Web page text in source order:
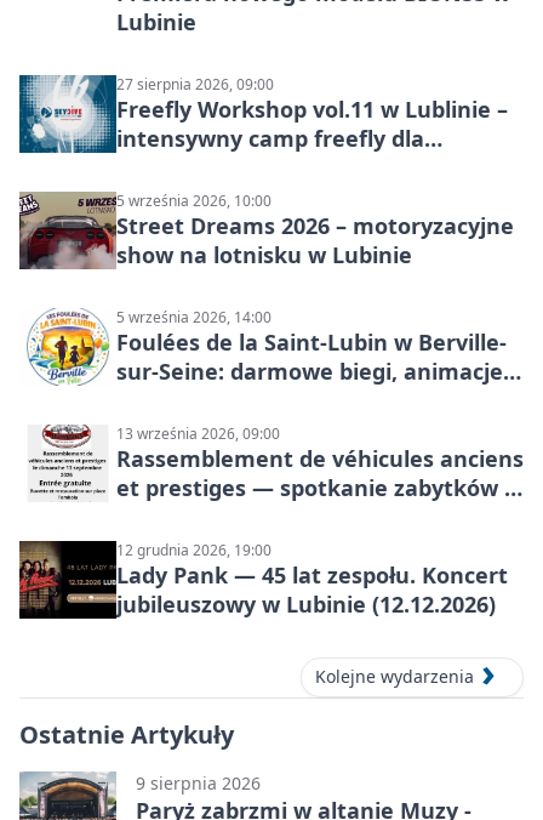
Lubinie
27 sierpnia 2026, 09:00
Freefly Workshop vol.11 w Lublinie –
intensywny camp freefly dla
5 września 2026, 10:00
Street Dreams 2026 – motoryzacyjne
show na lotnisku w Lubinie
5 września 2026, 14:00
Foulées de la Saint-Lubin w Berville-
sur-Seine: darmowe biegi, animacje i
13 września 2026, 09:00
Rassemblement de véhicules anciens
et prestiges — spotkanie zabytków i
12 grudnia 2026, 19:00
Lady Pank — 45 lat zespołu. Koncert
jubileuszowy w Lubinie (12.12.2026)
Kolejne wydarzenia
Ostatnie Artykuły
9 sierpnia 2026
Paryż zabrzmi w altanie Muzy -